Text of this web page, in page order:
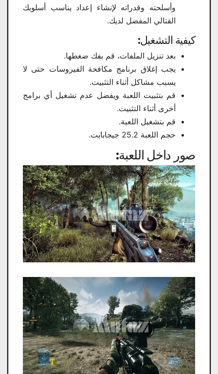
وأسلحته وقدراته لإنشاء إعداد يناسب أسلوبك
القتالي المفضل لديك.
كيفية التشغيل:
بعد تنزيل الملفات، قم بفك ضغطها.
يجب إغلاق برنامج مكافحة الفيروسات حتى لا
يسبب مشاكل أثناء التثبيت.
قم بتثبيت اللعبة ويفضل عدم تشغيل أي برامج
أخرى أثناء التثبيت.
قم بتشغيل اللعبة.
حجم اللعبة 25.2 جيجابايت.
صور داخل اللعبة: